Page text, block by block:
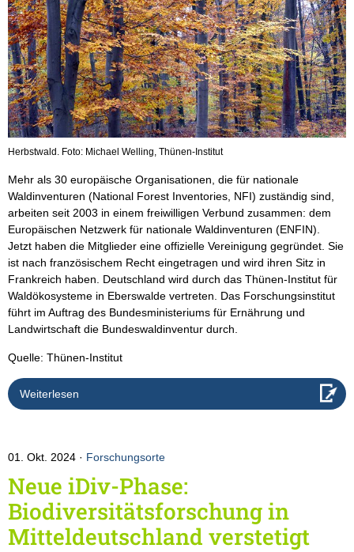
Herbstwald. Foto: Michael Welling, Thünen-Institut
Mehr als 30 europäische Organisationen, die für nationale
Waldinventuren (National Forest Inventories, NFI) zuständig sind,
arbeiten seit 2003 in einem freiwilligen Verbund zusammen: dem
Europäischen Netzwerk für nationale Waldinventuren (ENFIN).
Jetzt haben die Mitglieder eine offizielle Vereinigung gegründet. Sie
ist nach französischem Recht eingetragen und wird ihren Sitz in
Frankreich haben. Deutschland wird durch das Thünen-Institut für
Waldökosysteme in Eberswalde vertreten. Das Forschungsinstitut
führt im Auftrag des Bundesministeriums für Ernährung und
Landwirtschaft die Bundeswaldinventur durch.
Quelle: Thünen-Institut
Weiterlesen
01. Okt. 2024 Forschungsorte
Neue iDiv-Phase:
Biodiversitätsforschung in
Mitteldeutschland verstetigt